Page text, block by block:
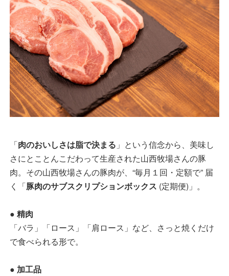
「肉のおいしさは脂で決まる 」という信念から、美味し
さにとことんこだわって生産された山西牧場さんの豚
肉。その山西牧場さんの豚肉が、“毎月１回・定額で” 届
く「豚肉のサブスクリプションボックス (定期便)」。
● 精肉
「バラ」「ロース」「肩ロース」など、さっと焼くだけ
で食べられる形で。
● 加工品